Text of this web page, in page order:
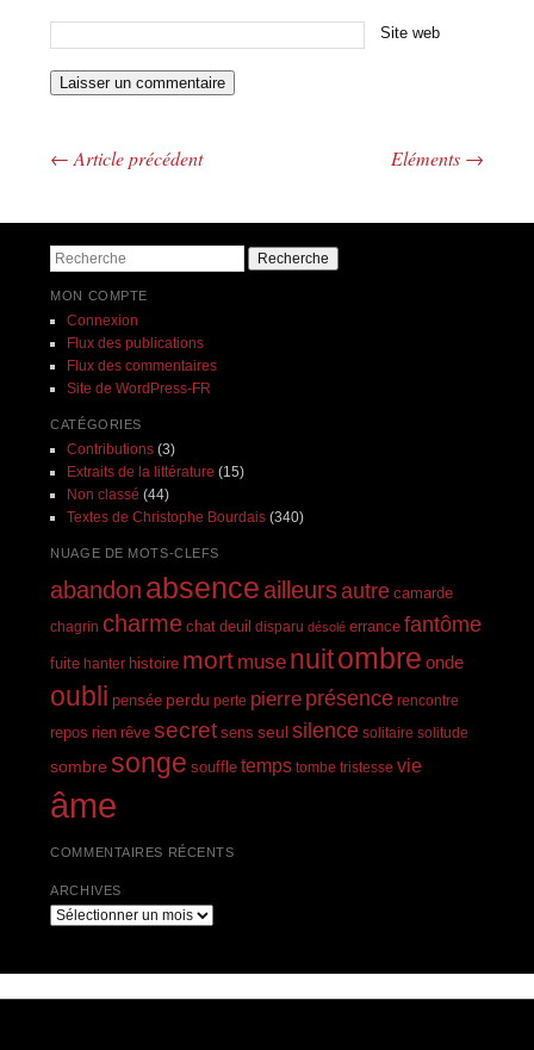
Site web
Navigation des articles
← Article précédent Eléments →
Recherche
MON COMPTE
Connexion
Flux des publications
Flux des commentaires
Site de WordPress-FR
CATÉGORIES
Contributions(3)
Extraits de la littérature (15)
Non classé (44)
Textes de Christophe Bourdais(340)
NUAGE DE MOTS-CLEFS
abandon absence ailleursautre camarde
chagrin charme chat deuil disparu désolé errance fantôme
fuite hanter histoire mort muse nuitombre onde
oubli pensée perdu perte pierre présence rencontre
repos rien rêve secret sens seul silence solitaire solitude
sombre songe souffle temps tombe tristesse vie
âme
COMMENTAIRES RÉCENTS
ARCHIVES
Archives